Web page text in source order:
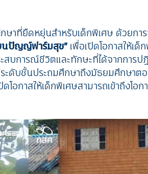
ษาที่ยืดหยุ่นสำหรับเด็กพิเศษ ด้วยกา
นปัญญ์ฟาร์มสุข” เพื่อเปิดโอกาสให้เด็
บการณ์ชีวิตและทักษะที่ได้จากการป
ดับชั้นประถมศึกษาถึงมัธยมศึกษาตอ
อกาสให้เด็กพิเศษสามารถเข้าถึงโอก